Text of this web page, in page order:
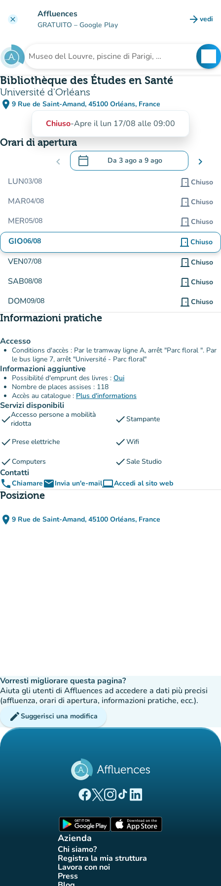
clear Affluences
GRATUITO – Google Play arrow_forward vedi
Cerca una struttura
Bibliothèque des Études en Santé
Université d'Orléans
place 9 Rue de Saint-Amand, 45100 Orléans, France
(apri in Google Maps)
(nuova scheda)
Chiuso-Apre il lun 17/08 alle 09:00
Orari di apertura
chevron_left calendar_today Da 3 ago a 9 ago
.Aprire il calendario per modificare le
chevron_right
LUN03/08 door_front Chiuso
MAR04/08 door_front Chiuso
MER05/08 door_front Chiuso
GIO06/08 door_front Chiuso
VEN07/08 door_front Chiuso
SAB08/08 door_front Chiuso
DOM09/08 door_front Chiuso
Informazioni pratiche
Accesso
Conditions d'accès : Par le tramway ligne A, arrêt "Parc floral ". Par
le bus ligne 7, arrêt "Université - Parc floral"
Informazioni aggiuntive
Possibilité d'emprunt des livres : Oui
Nombre de places assises : 118
Accès au catalogue : Plus d'informations
Servizi disponibili
checkAccesso persone a mobilità
ridotta
checkStampante
check Prese elettriche checkWifi
checkComputers checkSale Studio
Contatti
phoneChiamareemailInvia un'e-mailcomputerAccedi al sito web
(nuova scheda)
Posizione
place 9 Rue de Saint-Amand, 45100 Orléans, France
(apri in Google Maps)
(nuova scheda)
Vorresti migliorare questa pagina?
Aiuta gli utenti di Affluences ad accedere a dati più precisi
(affluenza, orari di apertura, informazioni pratiche, ecc.).
editSuggerisci una modifica
(nuova scheda)
(nuova scheda)
(nuova scheda)
(nuova scheda)
(nuova scheda)
Azienda
Chi siamo?(nuova scheda)
Registra la mia struttura
(nuova scheda)
Lavora con noi
(nuova scheda)
Press(nuova scheda)